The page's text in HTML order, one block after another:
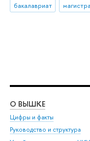
бакалавриат
О ВЫШКЕ
Цифры и факты
Руководство и структура